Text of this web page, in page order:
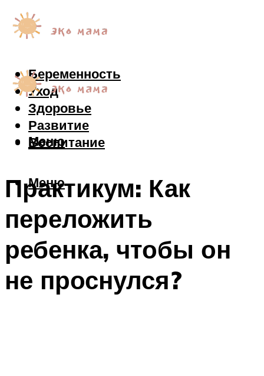
Беременность
Уход
Здоровье
Развитие
Воспитание
Меню
Меню
Практикум: Как
переложить
ребенка, чтобы он
не проснулся?